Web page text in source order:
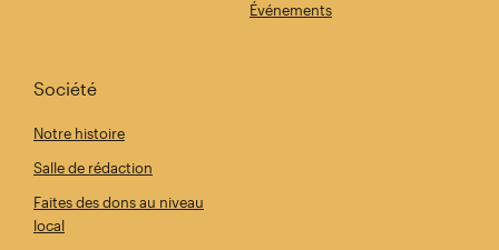
Événements
Société
Notre histoire
Salle de rédaction
Faites des dons au niveau
local